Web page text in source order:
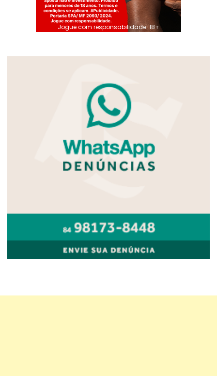
Jogue com responsabilidade. 18+